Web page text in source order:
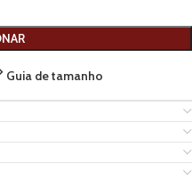
Guia de tamanho